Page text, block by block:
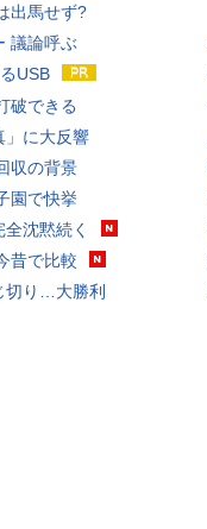
出馬せず?
議論呼ぶ
USB
破できる
」に大反響
収の背景
園で快挙
全沈黙続く
昔で比較
切り…大勝利